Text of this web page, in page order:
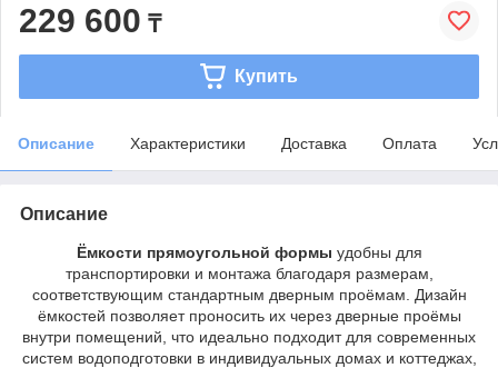
229 600 ₸
Купить
Описание Характеристики Доставка Оплата
Описание
Ёмкости прямоугольной формы удобны для
транспортировки и монтажа благодаря размерам,
соответствующим стандартным дверным проёмам. Дизайн
ёмкостей позволяет проносить их через дверные проёмы
внутри помещений, что идеально подходит для современных
систем водоподготовки в индивидуальных домах и коттеджах,